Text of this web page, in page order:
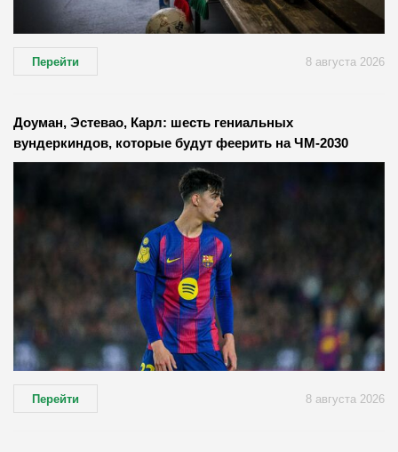
Перейти 8 августа 2026
Доуман, Эстевао, Карл: шесть гениальных
вундеркиндов, которые будут феерить на ЧМ-2030
Перейти 8 августа 2026